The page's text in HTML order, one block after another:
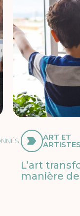
ART ET
L’art
manière